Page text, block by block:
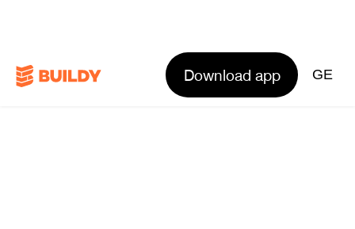
Download app GE